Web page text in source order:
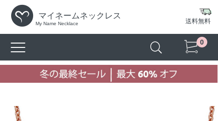
マイネームネックレス
My Name Necklace 送料無料
0